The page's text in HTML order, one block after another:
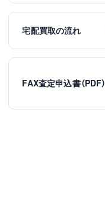
ゲ
シ
ョ
宅配買取の流れ
FAX査定申込書（PDF）